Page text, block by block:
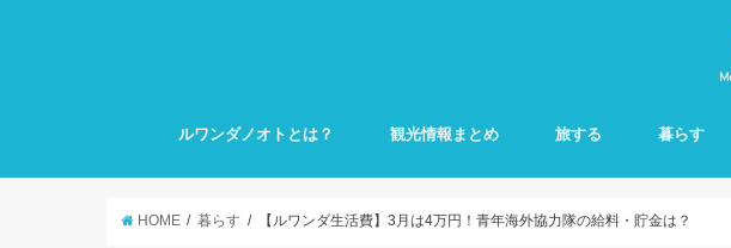
ルワンダノオトとは？ 観光情報まとめ 旅する 暮らす
HOME 暮らす 【ルワンダ生活費】3月は4万円！青年海外協力隊の給料・貯金は？